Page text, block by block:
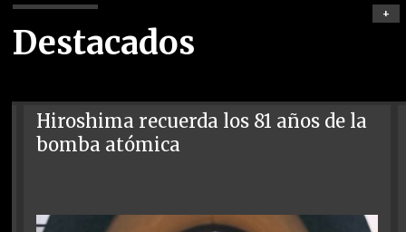
Destacados
+
Hiroshima recuerda los 81 años de la
bomba atómica